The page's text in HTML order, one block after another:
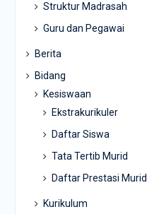
Struktur Madrasah
Guru dan Pegawai
Berita
Bidang
Kesiswaan
Ekstrakurikuler
Daftar Siswa
Tata Tertib Murid
Daftar Prestasi Murid
Kurikulum